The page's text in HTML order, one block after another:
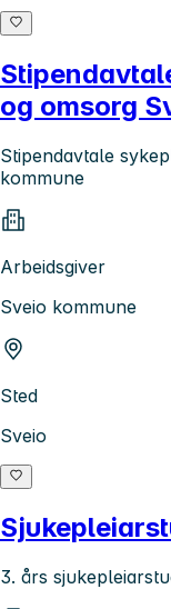
og omsorg
Stipendavtale
kommune
Arbeidsgiver
Sveio kommune
Sted
Sveio
3. års